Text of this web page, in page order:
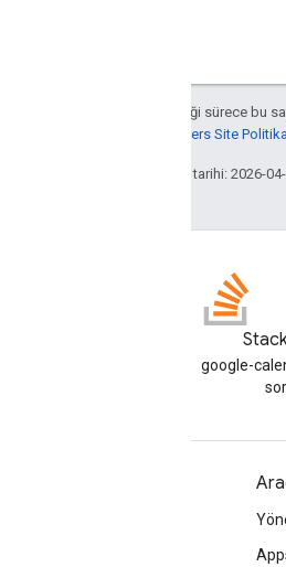
Aksi belirtilmediği sürece bu
Google Developers Site
Son güncelleme tarihi: 2026-04-
google-